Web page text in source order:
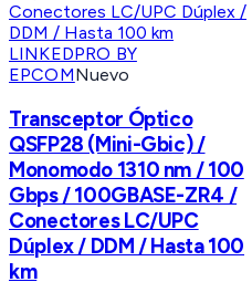
LINKEDPRO BY
EPCOMNuevo
Transceptor Óptico
QSFP28 (Mini-Gbic) /
Monomodo 1310 nm / 100
Gbps / 100GBASE-ZR4 /
Conectores LC/UPC
Dúplex / DDM / Hasta 100
km